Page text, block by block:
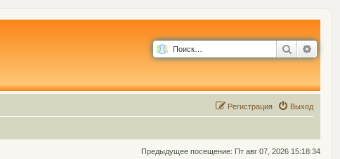
Поиск
Выход
Регистрация
Предыдущее посещение: Пт авг 07, 2026 15:18:34